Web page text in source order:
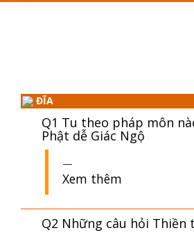
ĐĨA
Q1 Tu theo pháp môn
Phật dễ Giác Ngộ
Xem thêm